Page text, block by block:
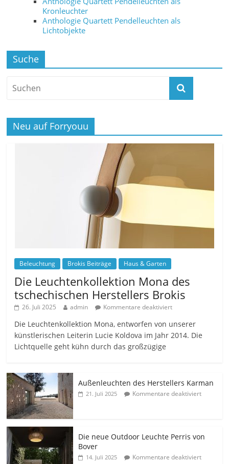
Kronleuchter
Anthologie Quartett Pendelleuchten als
Lichtobjekte
Suche
Neu auf Forryouu
Beleuchtung Brokis Beiträge Haus & Garten
Die Leuchtenkollektion Mona des
tschechischen Herstellers Brokis
26. Juli 2025 admin Kommentare deaktiviert
Die Leuchtenkollektion Mona, entworfen von unserer
künstlerischen Leiterin Lucie Koldova im Jahr 2014. Die
Lichtquelle geht kühn durch das großzügige
Außenleuchten des Herstellers Karman
21. Juli 2025 Kommentare deaktiviert
Die neue Outdoor Leuchte Perris von
Bover
14. Juli 2025 Kommentare deaktiviert